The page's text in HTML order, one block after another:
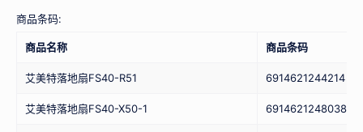
商品条码:
商品名称 商品条码
艾美特落地扇FS40-R51 6914621244214
艾美特落地扇FS40-X50-1 6914621248038